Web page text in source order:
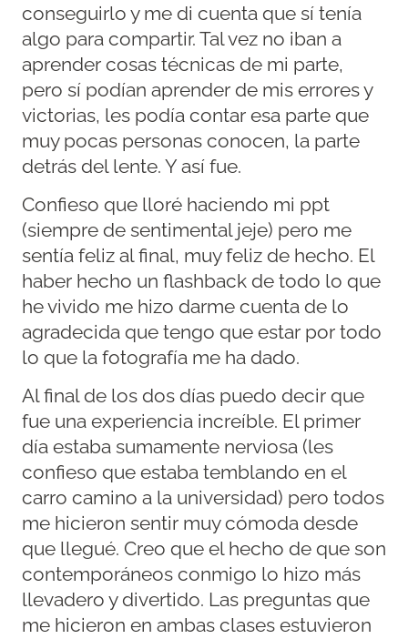
conseguirlo y me di cuenta que sí tenía
algo para compartir. Tal vez no iban a
aprender cosas técnicas de mi parte,
pero sí podían aprender de mis errores y
victorias, les podía contar esa parte que
muy pocas personas conocen, la parte
detrás del lente. Y así fue.
Confieso que lloré haciendo mi ppt
(siempre de sentimental jeje) pero me
sentía feliz al final, muy feliz de hecho. El
haber hecho un flashback de todo lo que
he vivido me hizo darme cuenta de lo
agradecida que tengo que estar por todo
lo que la fotografía me ha dado.
Al final de los dos días puedo decir que
fue una experiencia increíble. El primer
día estaba sumamente nerviosa (les
confieso que estaba temblando en el
carro camino a la universidad) pero todos
me hicieron sentir muy cómoda desde
que llegué. Creo que el hecho de que son
contemporáneos conmigo lo hizo más
llevadero y divertido. Las preguntas que
me hicieron en ambas clases estuvieron